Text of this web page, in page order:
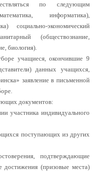
по следующим
информатика),
социально-экономический
(обществознание,
биология).
учащиеся, окончившие 9
данных учащихся,
заявление в письменной
документов:
участника индивидуального
поступающих из других
подтверждающие
достижения (призовые места)